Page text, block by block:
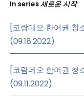
In series 새로운 시작
[코람데오 한어권 청
(09.18.2022)
[코람데오 한어권 청
(09.11.2022)